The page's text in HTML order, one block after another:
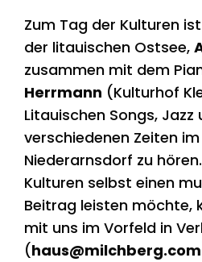
Zum Tag der Kulturen
der litauischen Ostsee,
zusammen mit dem
Herrmann (Kulturhof
Litauischen Songs,
verschiedenen Zeiten
Niederarnsdorf zu
Kulturen selbst einen
Beitrag leisten möchte,
mit uns im Vorfeld in
(haus@milchberg.com